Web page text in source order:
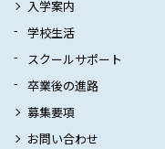
入学案内
学校生活
スクールサポート
卒業後の進路
募集要項
お問い合わせ